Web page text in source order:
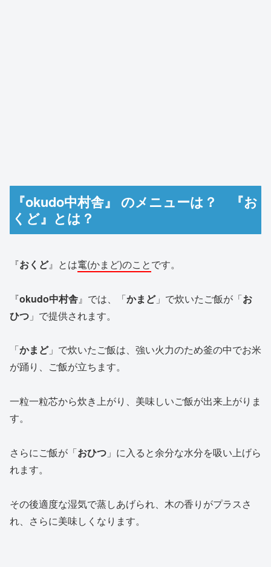
『okudo中村舎』 のメニューは？ 『お
くど』とは？
『おくど』とは竃(かまど)のことです。
『okudo中村舎』では、「かまど」で炊いたご飯が「お
ひつ 」で提供されます。
「かまど」で炊いたご飯は、強い火力のため釜の中でお米
が踊り、ご飯が立ちます。
一粒一粒芯から炊き上がり、美味しいご飯が出来上がりま
す。
さらにご飯が「おひつ 」に入ると余分な水分を吸い上げら
れます。
その後適度な湿気で蒸しあげられ、木の香りがプラスさ
れ、さらに美味しくなります。